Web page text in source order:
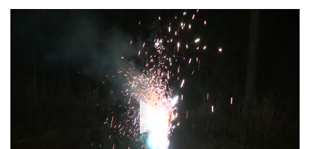
Comet Musik Fontäne zur Auslieferung kommen.